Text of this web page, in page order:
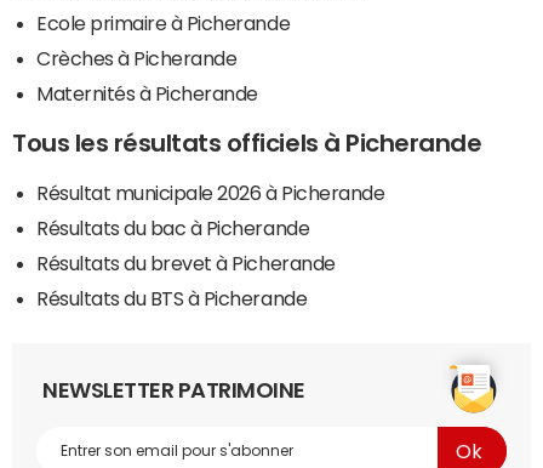
Ecole primaire à Picherande
Crèches à Picherande
Maternités à Picherande
Tous les résultats officiels à Picherande
Résultat municipale 2026 à Picherande
Résultats du bac à Picherande
Résultats du brevet à Picherande
Résultats du BTS à Picherande
NEWSLETTER PATRIMOINE